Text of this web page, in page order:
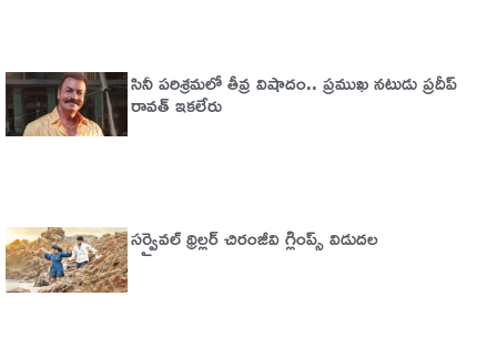
సినీ పరిశ్రమలో తీవ్ర విషాదం.. ప్రముఖ నటుడు ప్రదీప్
రావత్ ఇకలేరు
సర్వైవల్‌ థ్రిల్లర్‌ చిరంజీవి గ్లింప్స్‌ విడుదల